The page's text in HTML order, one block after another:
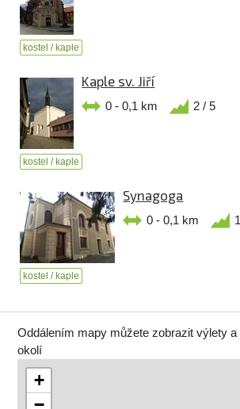
kostel / kaple
Kaple sv. Jiří
0 - 0,1 km 2 / 5
kostel / kaple
Synagoga
0 - 0,1 km
kostel / kaple
Oddálením mapy můžete zobrazit výlety
okolí
+
−